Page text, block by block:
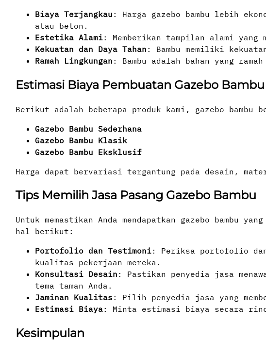
Biaya Terjangkau : Harga gazebo bambu lebih
atau beton.
Estetika Alami: Memberikan tampilan alami yang
Kekuatan dan Daya Tahan : Bambu memiliki
Ramah Lingkungan : Bambu adalah bahan yang
Estimasi Biaya Pembuatan Gazebo Bambu
Berikut adalah beberapa produk kami, gazebo bambu
Gazebo Bambu Sederhana
Gazebo Bambu Klasik
Gazebo Bambu Eksklusif
Harga dapat bervariasi tergantung pada desain,
Tips Memilih Jasa Pasang Gazebo Bambu
Untuk memastikan Anda mendapatkan gazebo bambu
hal berikut:
Portofolio dan Testimoni: Periksa portofolio dan
kualitas pekerjaan mereka.
Konsultasi Desain : Pastikan penyedia jasa
tema taman Anda.
Jaminan Kualitas : Pilih penyedia jasa yang
Estimasi Biaya: Minta estimasi biaya secara
Kesimpulan